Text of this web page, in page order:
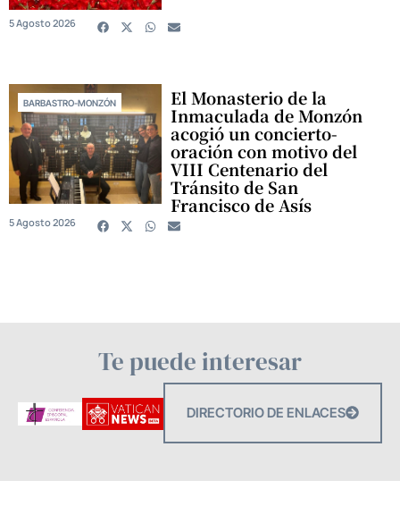
5 Agosto 2026
BARBASTRO-MONZÓN El Monasterio de la
Inmaculada de Monzón
acogió un concierto-
oración con motivo del
VIII Centenario del
Tránsito de San
Francisco de Asís
5 Agosto 2026
Te puede interesar
DIRECTORIO DE ENLACES